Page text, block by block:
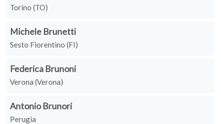
Torino (TO)
Michele Brunetti
Sesto Fiorentino (FI)
Federica Brunoni
Verona (Verona)
Antonio Brunori
Perugia